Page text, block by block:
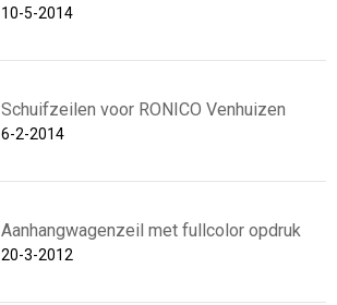
10-5-2014
Schuifzeilen voor RONICO Venhuizen
6-2-2014
Aanhangwagenzeil met fullcolor opdruk
20-3-2012